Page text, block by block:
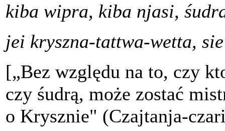
kiba wipra, kiba njasi,
jei kryszna-tattwa-wetta,
[„Bez względu na to, czy
czy śudrą, może zostać
o Krysznie" (Czajtanja-